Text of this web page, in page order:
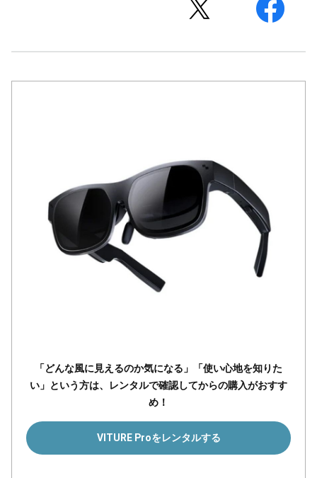
「どんな風に見えるのか気になる」「使い心地を知りた
い」という方は、レンタルで確認してからの購入がおすす
め！
VITURE Proをレンタルする